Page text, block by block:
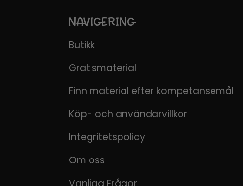
NAVIGERING
Butikk
Gratismaterial
Finn material efter kompetansemål
Köp- och användarvillkor
Integritetspolicy
Om oss
Vanliga Frågor